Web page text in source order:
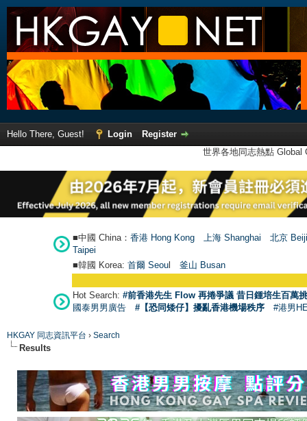
Hello There, Guest! Login
Register
世界各地同志熱點
■中國 China： 香港 Hong Kong 上海 Shanghai
北京
Taipei
■韓國 Korea: 首爾 Seoul 釜山 Busan
Hot Search: #前香港先生 Flow 再捲爭議 昔日鍾培生百萬
國泰男男廣告
#【恐同矮仔】擾亂香港機場秩序 #港男
HKGAY 同志資訊平台 › Search
Results